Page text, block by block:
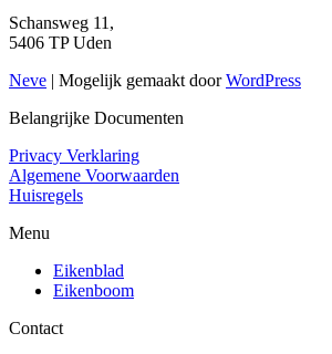
Schansweg 11,
5406 TP Uden
Neve | Mogelijk gemaakt doorWordPress
Belangrijke Documenten
Privacy Verklaring
Algemene Voorwaarden
Huisregels
Menu
Eikenblad
Eikenboom
Contact